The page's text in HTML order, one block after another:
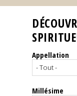
Nos
Spiritueux
Appellation
Millésime